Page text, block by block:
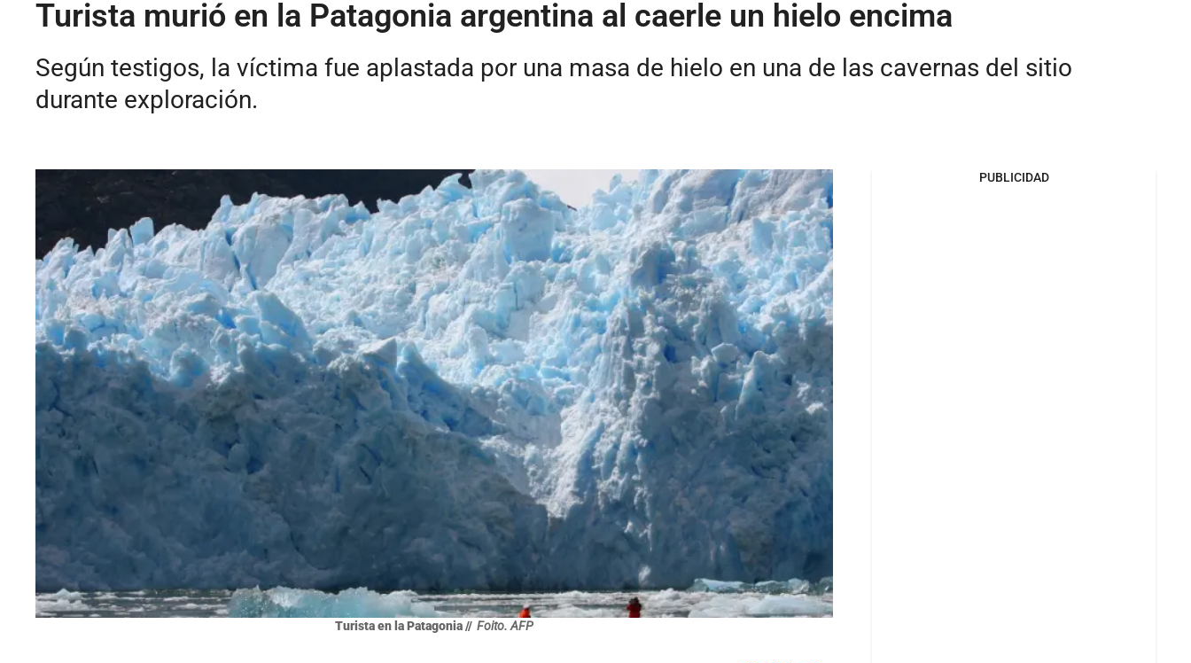
Turista murió en la Patagonia argentina al caerle un hielo encima
Según testigos, la víctima fue aplastada por una masa de hielo en una de las cavernas del sitio
durante exploración.
Turista en la Patagonia // Foito. AFP
PUBLICIDAD